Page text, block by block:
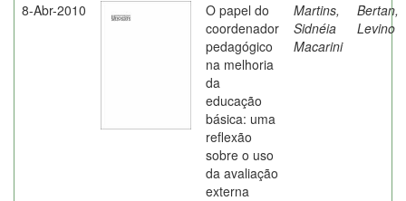
8-Abr-2010
O papel do
coordenador
pedagógico
na melhoria
da
educação
básica: uma
reflexão
sobre o uso
da avaliação
externa
Martins,
Sidnéia
Macarini
Bertan,
Levino